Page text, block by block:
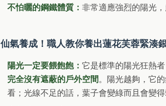
不怕曬的鋼鐵體質：非常適應強烈的陽光
仙氣養成！職人教你養出蓮花芙蓉緊湊
陽光一定要餵飽飽：它是標準的陽光狂熱者
完全沒有遮蔽的戶外空間 。陽光越夠，它
看；光線不足的話，葉子會變綠而且會變得